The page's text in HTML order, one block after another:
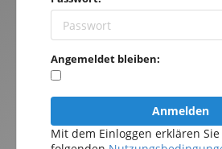
Angemeldet bleiben:
Anmelden
Mit dem Einloggen erklären